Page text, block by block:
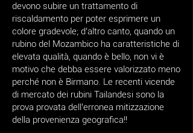
devono subire un trattamento di
riscaldamento per poter esprimere un
colore gradevole; d’altro canto, quando un
rubino del Mozambico ha caratteristiche di
elevata qualità, quando è bello, non vi è
motivo che debba essere valorizzato meno
perché non è Birmano. Le recenti vicende
di mercato dei rubini Tailandesi sono la
prova provata dell’erronea mitizzazione
della provenienza geografica!!